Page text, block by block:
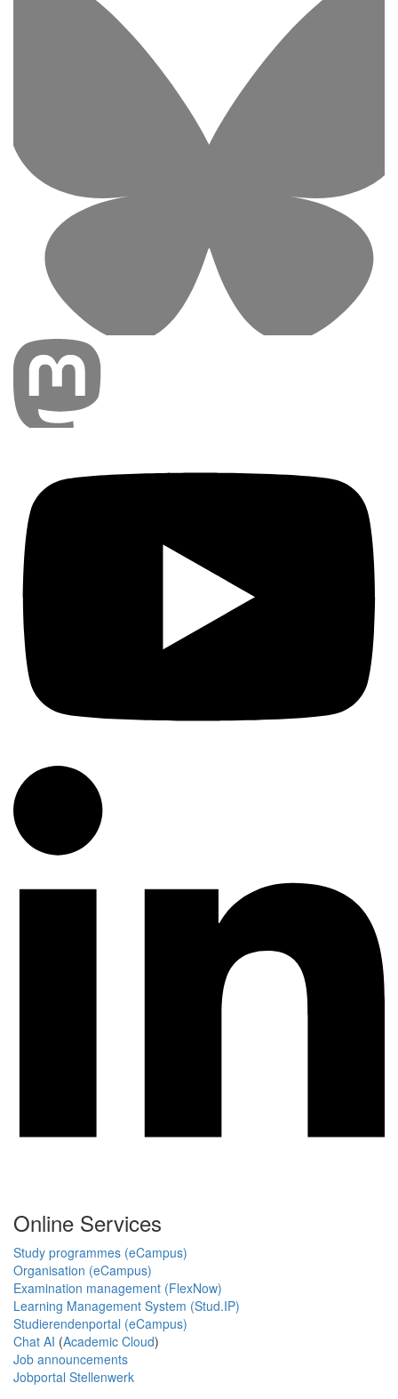
Online Services
Study programmes (eCampus)
Organisation (eCampus)
Examination management (FlexNow)
Learning Management System (Stud.IP)
Studierendenportal (eCampus)
Chat AI (Academic Cloud)
Job announcements
Jobportal Stellenwerk